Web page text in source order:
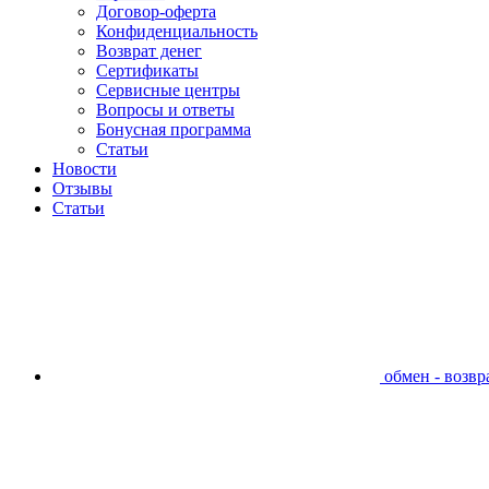
Договор-оферта
Конфиденциальность
Возврат денег
Сертификаты
Сервисные центры
Вопросы и ответы
Бонусная программа
Статьи
Новости
Отзывы
Статьи
обмен -